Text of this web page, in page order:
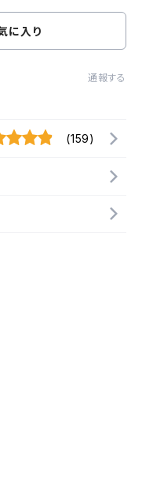
に入り
通報する
(159)